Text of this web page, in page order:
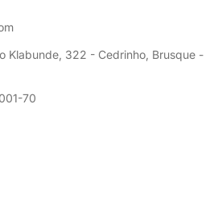
Klabunde, 322 - Cedrinho, Brusque -
70